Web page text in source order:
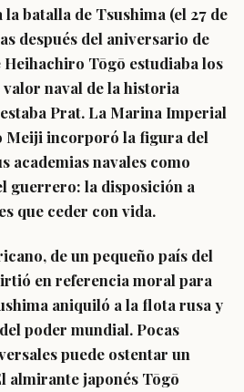
batalla de Tsushima (el 27 de
después del aniversario de
Tōgō estudiaba los
naval de la historia
Prat. La Marina Imperial
Meiji incorporó la figura del
academias navales como
guerrero: la disposición a
que ceder con vida.
de un pequeño país del
en referencia moral para
aniquiló a la flota rusa y
poder mundial. Pocas
puede ostentar un
almirante japonés Tōgō